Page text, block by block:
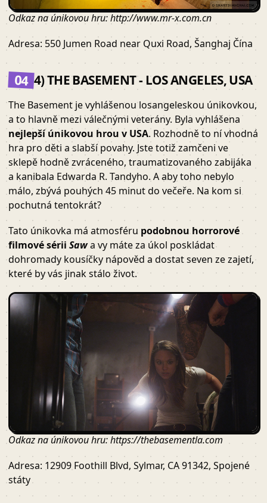
Odkaz na únikovou hru: http://www.mr-x.com.cn
Adresa: 550 Jumen Road near Quxi Road, Šanghaj Čína
04 4) THE BASEMENT - LOS ANGELES, USA
The Basement je vyhlášenou losangeleskou únikovkou,
a to hlavně mezi válečnými veterány. Byla vyhlášena
nejlepší únikovou hrou v USA. Rozhodně to ní vhodná
hra pro děti a slabší povahy. Jste totiž zamčeni ve
sklepě hodně zvráceného, traumatizovaného zabijáka
a kanibala Edwarda R. Tandyho. A aby toho nebylo
málo, zbývá pouhých 45 minut do večeře. Na kom si
pochutná tentokrát?
Tato únikovka má atmosféru podobnou horrorové
filmové sérii Sawa vy máte za úkol poskládat
dohromady kousíčky nápověd a dostat seven ze zajetí,
které by vás jinak stálo život.
Odkaz na únikovou hru: https://thebasementla.com
Adresa: 12909 Foothill Blvd, Sylmar, CA 91342, Spojené
státy